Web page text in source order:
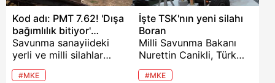
Kod adı: PMT 7.62! 'Dışa
bağımlılık bitiyor'
diyerek duyurdu
Savunma sanayiideki
yerli ve milli silahlar
dünyanın dikkatini
Türkiye’nin üzerine
#MKE
İşte TSK'nın yeni silahı
Boran
Milli Savunma Bakanı
Nurettin Canikli, Türk
Silahlı Kuvvetlerinin
(TSK) lojistik ve taktik
#MKE